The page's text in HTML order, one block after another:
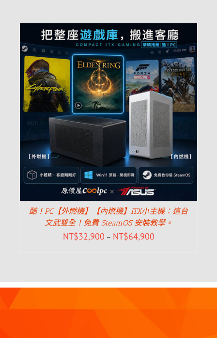
酷！PC【外燃機】【內燃機】ITX小主機：這台
文武雙全！免費 SteamOS 安裝教學。
NT$32,900 – NT$64,900